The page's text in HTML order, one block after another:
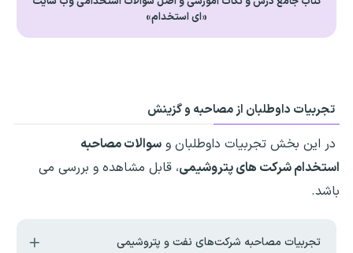
«ای استخدام»
تجربیات داوطلبان از مصاحبه و گزینش
در این بخش تجربیات داوطلبان و سوالات مصاحبه
استخدام شرکت های پتروشیمی، قابل مشاهده و بررسی می
باشد.
تجربیات مصاحبه شرکت‌های نفت و پتروشیمی